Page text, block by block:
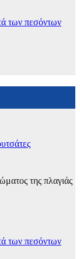
των πεσόντων
της πλαγιάς
των πεσόντων